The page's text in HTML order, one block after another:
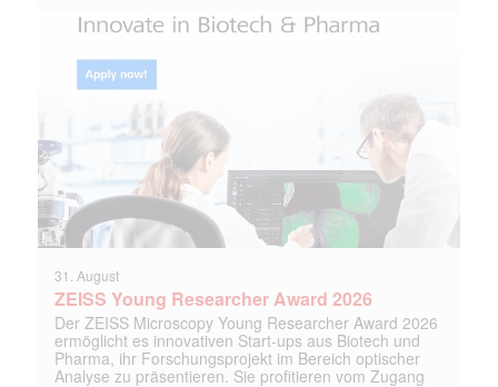
31. August
ZEISS Young Researcher Award 2026
Der ZEISS Microscopy Young Researcher Award 2026
ermöglicht es innovativen Start-ups aus Biotech und
Pharma, ihr Forschungsprojekt im Bereich optischer
Analyse zu präsentieren. Sie profitieren vom Zugang